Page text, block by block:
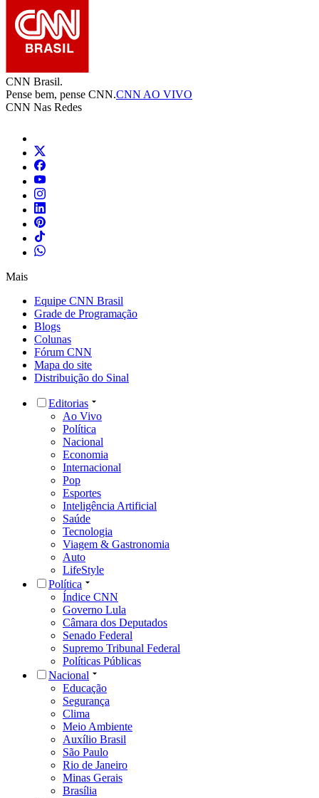
CNN Brasil.
Pense bem, pense CNN.CNN AO VIVO
CNN Nas Redes
Mais
Equipe CNN Brasil
Grade de Programação
Blogs
Colunas
Fórum CNN
Mapa do site
Distribuição do Sinal
Editorias
Ao Vivo
Política
Nacional
Economia
Internacional
Pop
Esportes
Inteligência Artificial
Saúde
Tecnologia
Viagem & Gastronomia
Auto
LifeStyle
Política
Índice CNN
Governo Lula
Câmara dos Deputados
Senado Federal
Supremo Tribunal Federal
Políticas Públicas
Nacional
Educação
Segurança
Clima
Meio Ambiente
Auxílio Brasil
São Paulo
Rio de Janeiro
Minas Gerais
Brasília